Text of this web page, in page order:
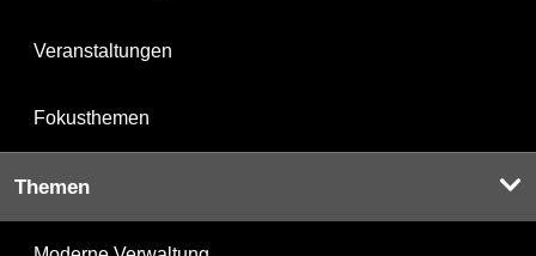
Veranstaltungen
Fokusthemen
Themen